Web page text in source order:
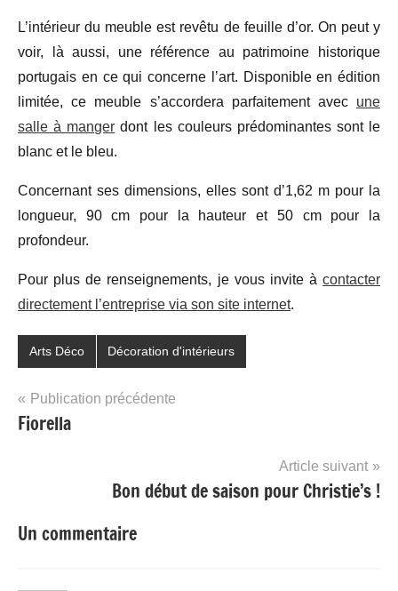
L’intérieur du meuble est revêtu de feuille d’or. On peut y
voir, là aussi, une référence au patrimoine historique
portugais en ce qui concerne l’art. Disponible en édition
limitée, ce meuble s’accordera parfaitement avec une
salle à manger dont les couleurs prédominantes sont le
blanc et le bleu.
Concernant ses dimensions, elles sont d’1,62 m pour la
longueur, 90 cm pour la hauteur et 50 cm pour la
profondeur.
Pour plus de renseignements, je vous invite à contacter
directement l’entreprise via son site internet.
Arts Déco Décoration d'intérieurs
Navigation
de
Publication précédente
Fiorella
Article suivant
Bon début de saison pour Christie’s !
Un commentaire